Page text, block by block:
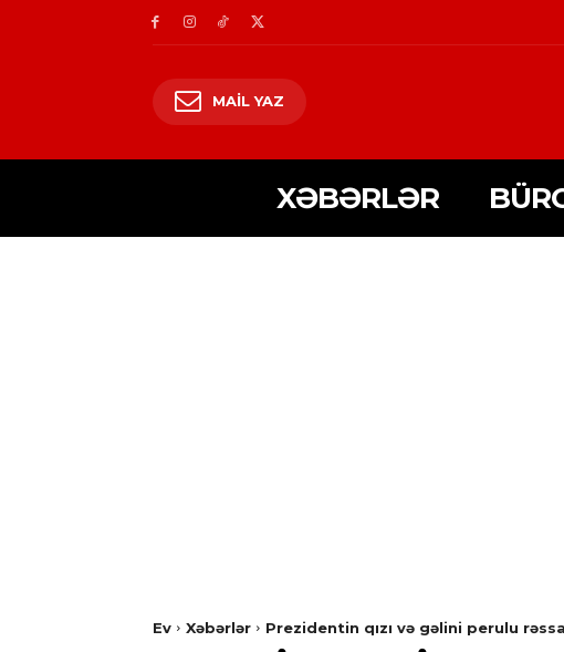
MAIL YAZ
XƏBƏRLƏR
Ev Xəbərlər Prezidentin qızı və gəlini perulu